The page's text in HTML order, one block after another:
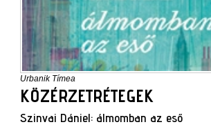
Urbanik Tímea
KÖZÉRZETRÉTEGEK
Szinvai Dániel: álmomban az eső